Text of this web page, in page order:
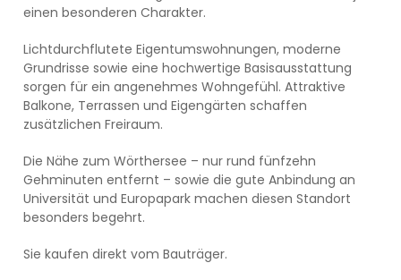
einen besonderen Charakter.
Lichtdurchflutete Eigentumswohnungen, moderne
Grundrisse sowie eine hochwertige Basisausstattung
sorgen für ein angenehmes Wohngefühl. Attraktive
Balkone, Terrassen und Eigengärten schaffen
zusätzlichen Freiraum.
Die Nähe zum Wörthersee – nur rund fünfzehn
Gehminuten entfernt – sowie die gute Anbindung an
Universität und Europapark machen diesen Standort
besonders begehrt.
Sie kaufen direkt vom Bauträger.